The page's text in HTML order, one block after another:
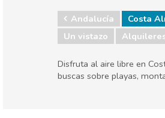
Andalucía
Costa
Un vistazo
Disfruta al aire libre en
buscas sobre playas,